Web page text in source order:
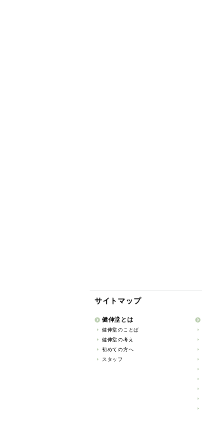
サイトマップ
健伸堂とは
健伸堂のことば
健伸堂の考え
初めての方へ
スタッフ